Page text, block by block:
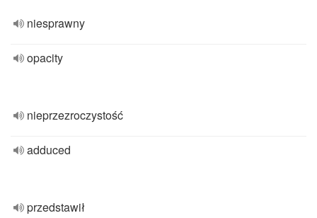
niesprawny
opacity
nieprzezroczystość
adduced
przedstawił